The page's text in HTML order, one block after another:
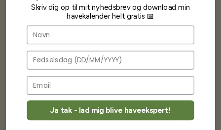
Som skrevet før når jeg har skrevet med Bjarne har jeg altid mødt
venlighed og god service.
Jeg vil klart anbefale andre at købe her fra
Karsten Larsen
Ofte stillede spørgsmål
Skriv dig op til mit nyhedsbrev og download min
havekalender helt gratis 📅
Navn
Fødselsdag
Ja tak - lad mig blive haveekspert!